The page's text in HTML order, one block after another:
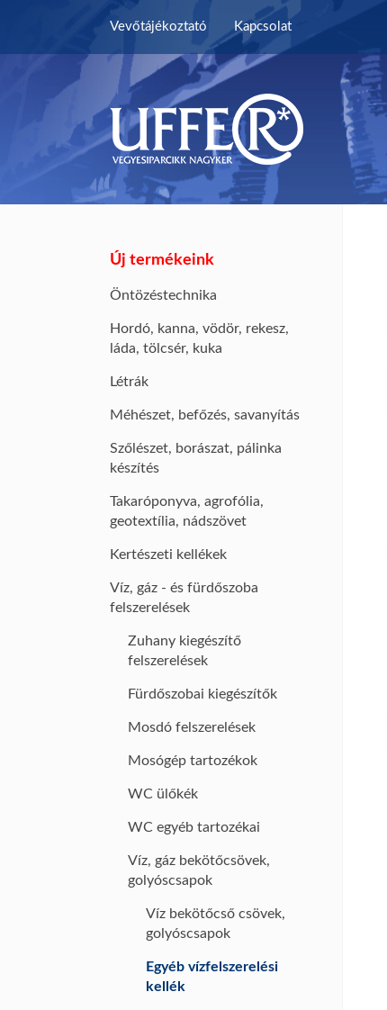
Vevőtájékoztató Kapcsolat
Új termékeink
Öntözéstechnika
Hordó, kanna, vödör, rekesz,
láda, tölcsér, kuka
Létrák
Méhészet, befőzés, savanyítás
Szőlészet, borászat, pálinka
készítés
Takaróponyva, agrofólia,
geotextília, nádszövet
Kertészeti kellékek
Víz, gáz - és fürdőszoba
felszerelések
Zuhany kiegészítő
felszerelések
Fürdőszobai kiegészítők
Mosdó felszerelések
Mosógép tartozékok
WC ülőkék
WC egyéb tartozékai
Víz, gáz bekötőcsövek,
golyóscsapok
Víz bekötőcső csövek,
golyóscsapok
Egyéb vízfelszerelési
kellék